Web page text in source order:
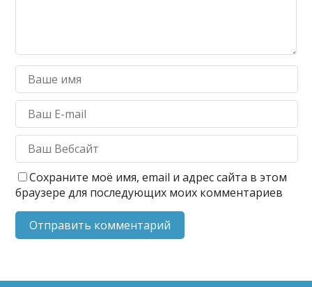
Сохраните моё имя, email и адрес сайта в этом
браузере для последующих моих комментариев